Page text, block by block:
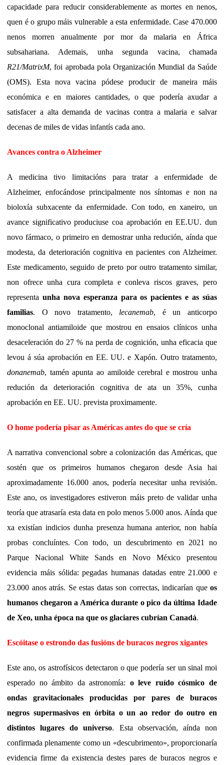
capacidade para reducir considerablemente as mortes en nenos,
quen é o grupo máis vulnerable a esta enfermidade. Case 470.000
nenos morren anualmente por mor da malaria en África
subsahariana. Ademais, unha segunda vacina, chamada
R21/MatrixM, foi aprobada pola Organización Mundial da Saúde
(OMS). Esta nova vacina pódese producir de maneira máis
económica e en maiores cantidades, o que podería axudar a
satisfacer a alta demanda de vacinas contra a malaria e salvar
decenas de miles de vidas infantís cada ano.
Avances contra o Alzheimer
A medicina tivo limitacións para tratar a enfermidade de
Alzheimer, enfocándose principalmente nos síntomas e non na
bioloxía subxacente da enfermidade. Con todo, en xaneiro, un
avance significativo produciuse coa aprobación en EE.UU. dun
novo fármaco, o primeiro en demostrar unha redución, aínda que
modesta, da deterioración cognitiva en pacientes con Alzheimer.
Este medicamento, seguido de preto por outro tratamento similar,
non ofrece unha cura completa e conleva riscos graves, pero
representa unha nova esperanza para os pacientes e as súas
familias. O novo tratamento, lecanemab, é un anticorpo
monoclonal antiamiloide que mostrou en ensaios clínicos unha
desaceleración do 27 % na perda de cognición, unha eficacia que
levou á súa aprobación en EE. UU. e Xapón. Outro tratamento,
donanemab, tamén apunta ao amiloide cerebral e mostrou unha
redución da deterioración cognitiva de ata un 35%, cunha
aprobación en EE. UU. prevista proximamente.
O home podería pisar as Américas antes do que se cría
A narrativa convencional sobre a colonización das Américas, que
sostén que os primeiros humanos chegaron desde Asia hai
aproximadamente 16.000 anos, podería necesitar unha revisión.
Este ano, os investigadores estiveron máis preto de validar unha
teoría que atrasaría esta data en polo menos 5.000 anos. Aínda que
xa existían indicios dunha presenza humana anterior, non había
probas concluíntes. Con todo, un descubrimento en 2021 no
Parque Nacional White Sands en Novo México presentou
evidencia máis sólida: pegadas humanas datadas entre 21.000 e
23.000 anos atrás. Se estas datas son correctas, indicarían que os
humanos chegaron a América durante o pico da última Idade
de Xeo, unha época na que os glaciares cubrían Canadá.
Escóitase o estrondo das fusións de buracos negros xigantes
Este ano, os astrofísicos detectaron o que podería ser un sinal moi
esperado no ámbito da astronomía: o leve ruído cósmico de
ondas gravitacionales producidas por pares de buracos
negros supermasivos en órbita o un ao redor do outro en
distintos lugares do universo. Esta observación, aínda non
confirmada plenamente como un «descubrimento», proporcionaría
evidencia firme da existencia destes pares de buracos negros e